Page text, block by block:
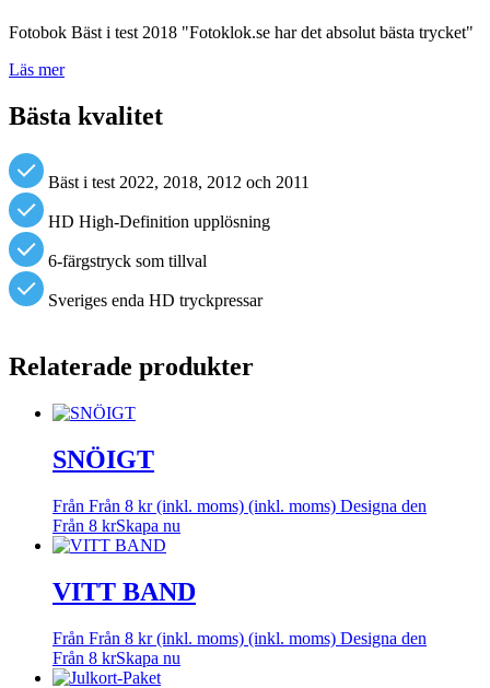
Fotobok Bäst i test 2018 "Fotoklok.se har det absolut bästa trycket"
Läs mer
Bästa kvalitet
Bäst i test 2022, 2018, 2012 och 2011
HD High-Definition upplösning
6-färgstryck som tillval
Sveriges enda HD tryckpressar
Relaterade produkter
SNÖIGT
Från Från 8 kr (inkl. moms) (inkl. moms) Designa den
Från 8 krSkapa nu
VITT BAND
Från Från 8 kr (inkl. moms) (inkl. moms) Designa den
Från 8 krSkapa nu